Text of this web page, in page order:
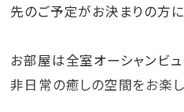
先のご予定がお決まりの方に
お部屋は全室オーシャンビュ
非日常の癒しの空間をお楽し